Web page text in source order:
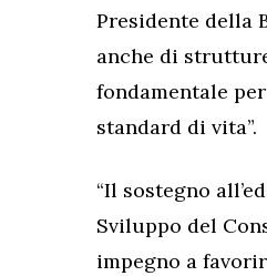
Presidente della
anche di
fondamentale
standard di vita”.
“Il sostegno
Sviluppo del
impegno a